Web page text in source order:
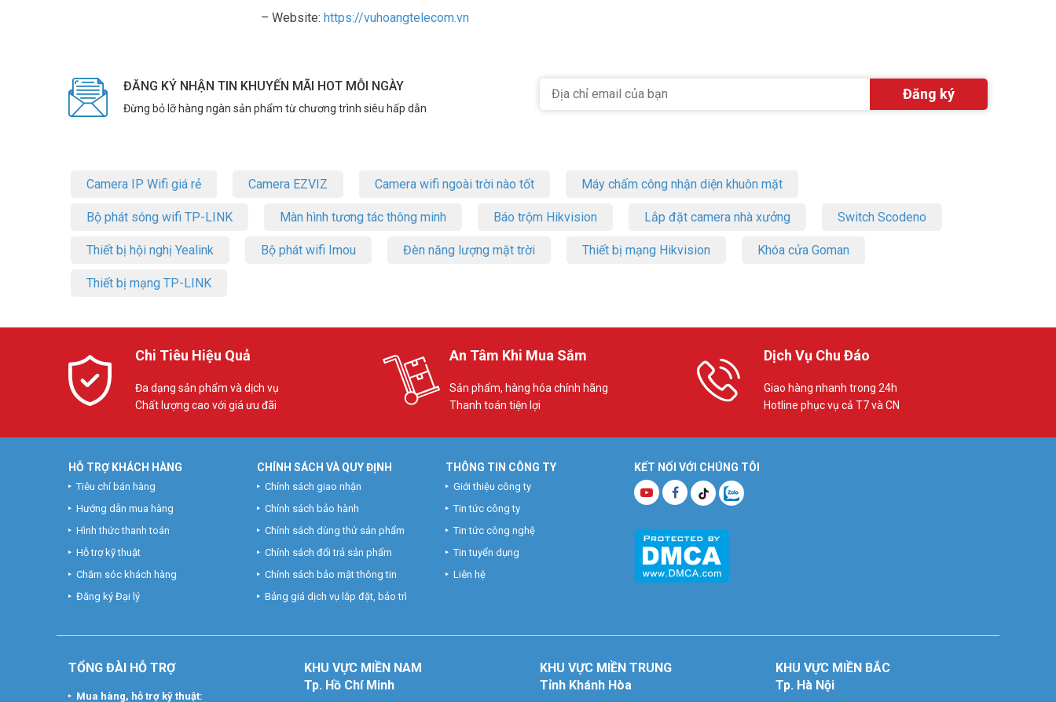
– Website: https://vuhoangtelecom.vn
ĐĂNG KÝ NHẬN TIN KHUYẾN MÃI HOT MỖI NGÀY
Đừng bỏ lỡ hàng ngàn sản phẩm từ chương trình siêu hấp dẫn
Camera IP Wifi giá rẻ Camera EZVIZ Camera wifi ngoài trời nào tốt Máy chấm công nhận diện khuôn mặt
Bộ phát sóng wifi TP-LINK Màn hình tương tác thông minh Báo trộm Hikvision Lắp đặt camera nhà xưởng Switch Scodeno
Thiết bị hội nghị Yealink Bộ phát wifi Imou Đèn năng lượng mặt trời Thiết bị mạng Hikvision Khóa cửa Goman
Thiết bị mạng TP-LINK
Chi Tiêu Hiệu Quả
Đa dạng sản phẩm và dịch vụ
Chất lượng cao với giá ưu đãi
An Tâm Khi Mua Sắm
Sản phẩm, hàng hóa chính hãng
Thanh toán tiện lợi
Dịch Vụ Chu Đáo
Giao hàng nhanh trong 24h
Hotline phục vụ cả T7 và CN
KẾT NỐI VỚI CHÚNG TÔI
HỖ TRỢ KHÁCH HÀNG
Tiêu chí bán hàng
Hướng dẫn mua hàng
Hình thức thanh toán
Hỗ trợ kỹ thuật
Chăm sóc khách hàng
Đăng ký Đại lý
CHÍNH SÁCH VÀ QUY ĐỊNH
Chính sách giao nhận
Chính sách bảo hành
Chính sách dùng thử sản phẩm
Chính sách đổi trả sản phẩm
Chính sách bảo mật thông tin
Bảng giá dịch vụ lắp đặt, bảo trì
THÔNG TIN CÔNG TY
Giới thiệu công ty
Tin tức công ty
Tin tức công nghệ
Tin tuyển dụng
Liên hệ
TỔNG ĐÀI HỖ TRỢ
Mua hàng, hỗ trợ kỹ thuật:
KHU VỰC MIỀN NAM
Tp. Hồ Chí Minh
KHU VỰC MIỀN TRUNG
Tỉnh Khánh Hòa
KHU VỰC MIỀN BẮC
Tp. Hà Nội